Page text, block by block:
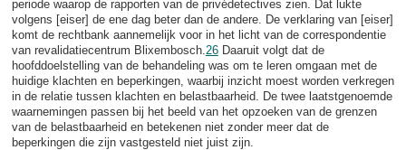
periode waarop de rapporten van de privédetectives zien. Dat lukte
volgens [eiser] de ene dag beter dan de andere. De verklaring van [eiser]
komt de rechtbank aannemelijk voor in het licht van de correspondentie
van revalidatiecentrum Blixembosch. 26Daaruit volgt dat de
hoofddoelstelling van de behandeling was om te leren omgaan met de
huidige klachten en beperkingen, waarbij inzicht moest worden verkregen
in de relatie tussen klachten en belastbaarheid. De twee laatstgenoemde
waarnemingen passen bij het beeld van het opzoeken van de grenzen
van de belastbaarheid en betekenen niet zonder meer dat de
beperkingen die zijn vastgesteld niet juist zijn.